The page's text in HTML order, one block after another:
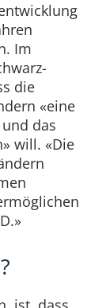
Im
die
«eine
das
will. «Die